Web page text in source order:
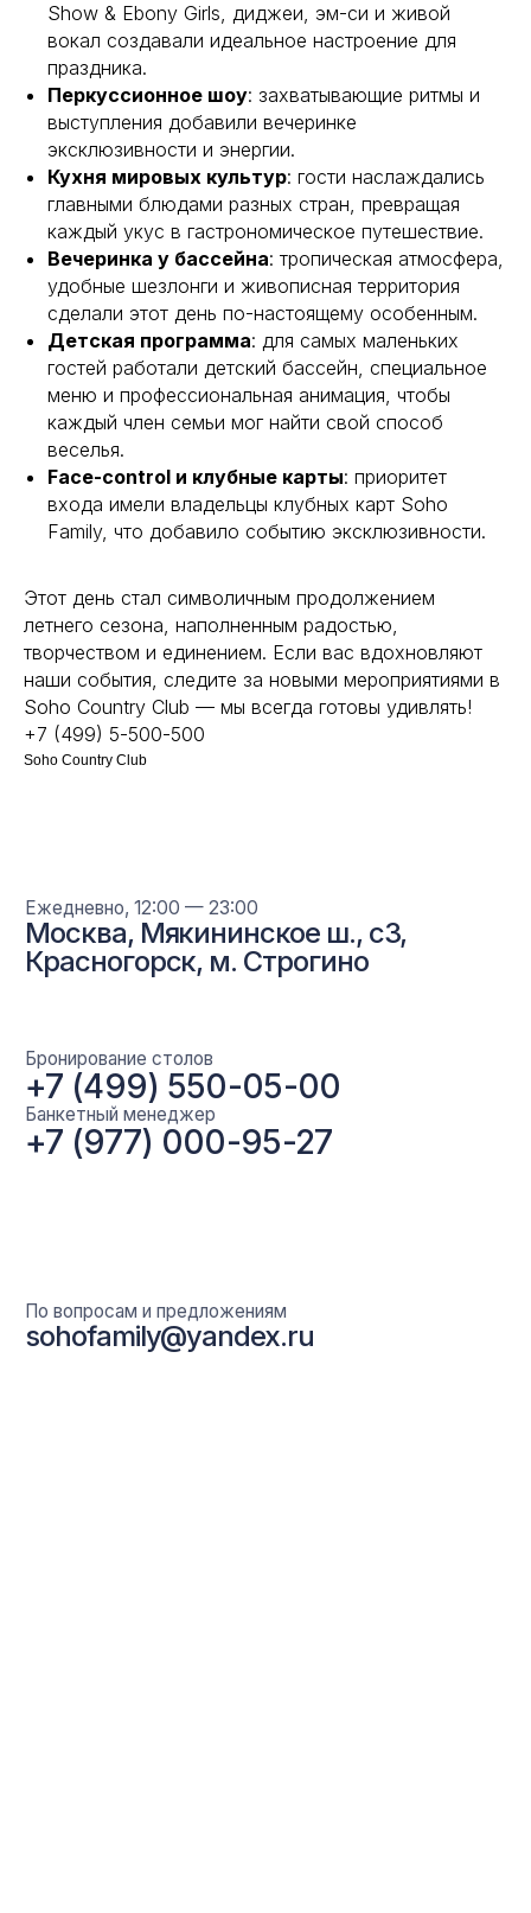
Show & Ebony Girls, диджеи, эм-си и живой
вокал создавали идеальное настроение для
праздника.
Перкуссионное шоу: захватывающие ритмы и
выступления добавили вечеринке
эксклюзивности и энергии.
Кухня мировых культур: гости наслаждались
главными блюдами разных стран, превращая
каждый укус в гастрономическое путешествие.
Вечеринка у бассейна: тропическая атмосфера,
удобные шезлонги и живописная территория
сделали этот день по-настоящему особенным.
Детская программа: для самых маленьких
гостей работали детский бассейн, специальное
меню и профессиональная анимация, чтобы
каждый член семьи мог найти свой способ
веселья.
Face-control и клубные карты: приоритет
входа имели владельцы клубных карт Soho
Family, что добавило событию эксклюзивности.
Этот день стал символичным продолжением
летнего сезона, наполненным радостью,
творчеством и единением. Если вас вдохновляют
наши события, следите за новыми мероприятиями в
Soho Country Club — мы всегда готовы удивлять!
+7 (499) 5-500-500
Soho Country Club
Бронирование столов
+7 (499) 550-05-00
Банкетный менеджер
+7 (977) 000-95-27
sohofamily@yandex.ru
Ежедневно, 12:00 — 23:00
Москва, Мякининское ш., с3,
Красногорск, м. Строгино
Политика конфиденциальности
Пользовательское соглашение
Разработка сайта Fast-digital